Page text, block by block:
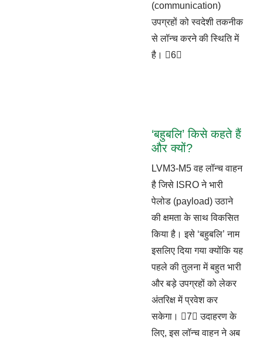
(communication)
उपग्रहों को स्वदेशी तकनीक
से लॉन्च करने की स्थिति में
है। 6
‘बहुबलि’ किसे कहते हैं
और क्यों?
LVM3-M5 वह लॉन्च वाहन
है जिसे ISRO ने भारी
पेलोड (payload) उठाने
की क्षमता के साथ विकसित
किया है। इसे ‘बहुबलि’ नाम
इसलिए दिया गया क्योंकि यह
पहले की तुलना में बहुत भारी
और बड़े उपग्रहों को लेकर
अंतरिक्ष में प्रवेश कर
सकेगा। 7 उदाहरण के
लिए, इस लॉन्च वाहन ने अब